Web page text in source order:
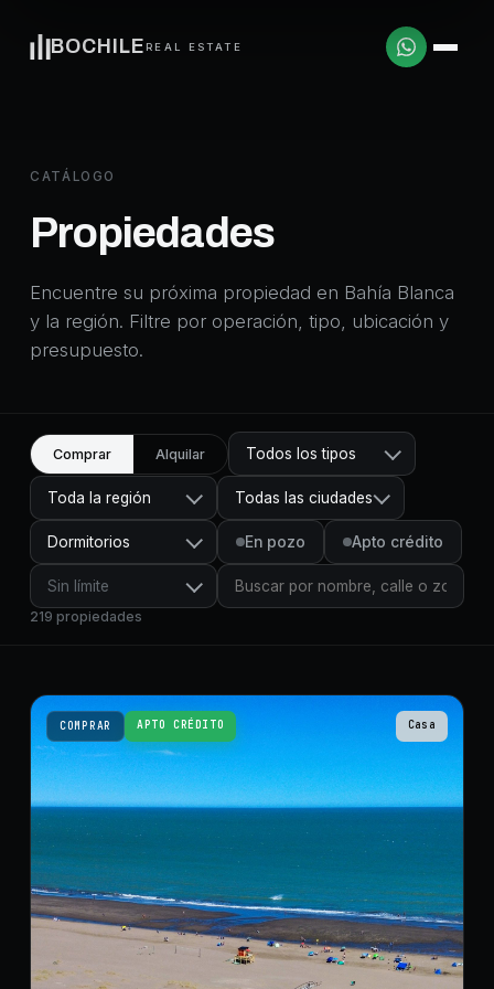
BOCHILE REAL ESTATE
CATÁLOGO
Propiedades
Encuentre su próxima propiedad en Bahía Blanca
y la región. Filtre por operación, tipo, ubicación y
presupuesto.
Comprar Alquilar Todos los tipos
Toda la región Todas las ciudades
Dormitorios En pozo Apto crédito
Sin límite
219 propiedades
COMPRAR APTO CRÉDITO Casa